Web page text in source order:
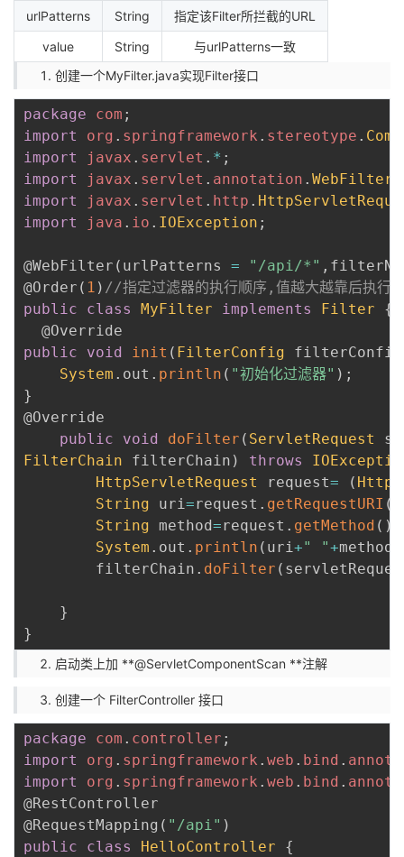
urlPatterns
String
指定该Filter所拦截的URL
value
String
与urlPatterns一致
创建一个MyFilter.java实现Filter接口
package com ;
import
org . springframework . stereotype .
import
javax . servlet . * ;
import
javax . servlet . annotation . WebFilter
import
javax . servlet . http .
import
java . io . IOException ;
@WebFilter ( urlPatterns = "/api/*" ,
@Order ( 1 ) //指定过滤器的执行顺序,值越大越靠后执行
public
class MyFilter implements Filter
{
@Override
public
void init ( FilterConfig filterConfig
System . out . println ( "初始化过滤器" ) ;
}
@Override
public
void doFilter ( ServletRequest
FilterChain filterChain ) throws
HttpServletRequest
request= (
String uri=request . getRequestURI (
String method=request . getMethod ( )
System . out . println ( uri+" "+method
        filterChain
. doFilter (
}
}
启动类上加 **@ServletComponentScan **注解
创建一个 FilterController 接口
package com . controller ;
import
org . springframework . web . bind .
import
org . springframework . web . bind .
@RestController
@RequestMapping ( "/api" )
public
class HelloController {